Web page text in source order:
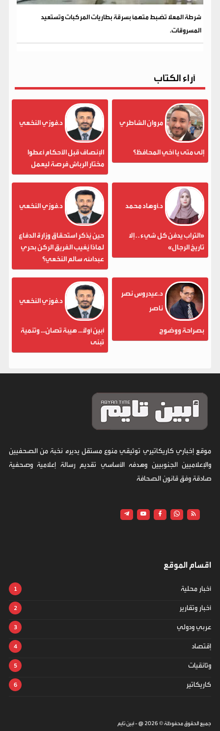
شرطة المعلا تضبط متهماً بسرقة بطاريات المركبات وتستعيد
المسروقات.
آراء الكتاب
مروان الشاطري
إلى متى يا أخي المحافظ؟
د.فوزي النخعي
الإنصاف قبل الأحكام أعطوا
مختار الرباش فرصة ليعمل
د.أوهاد محمد
«التراب يدفن كل شيء . . إلا
تاريخ الرجال»
د.فوزي النخعي
حين يُذكر استحقاق وزارة الدفاع
لماذا يُغيب الفريق الركن بحري
عبدالله سالم النخعي؟
د.عيدروس نصر
ناصر
بصراحة ووضوح
د.فوزي النخعي
أبين أولاً... هيبة تُصان... وتنمية
تُبنى
موقع إخباري كاريكاتيري توثيقي منوع مستقل يديره نخبة من الصحفيين
والإعلاميين الجنوبيين وهدفه الأساسي تقديم رسالة إعلامية وصحفية
صادقة وفق قانون الصحافة
اقسام الموقع
أخبار محلية
أخبار وتقارير
عربي ودولي
إقتصاد
وثائقيات
كاريكاتير
جميع الحقوق محفوظة © 2026 @ - أبين تايم